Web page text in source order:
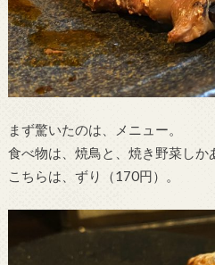
まず驚いたのは、メニュー。
食べ物は、焼鳥と、焼き野菜しか
こちらは、ずり（170円）。